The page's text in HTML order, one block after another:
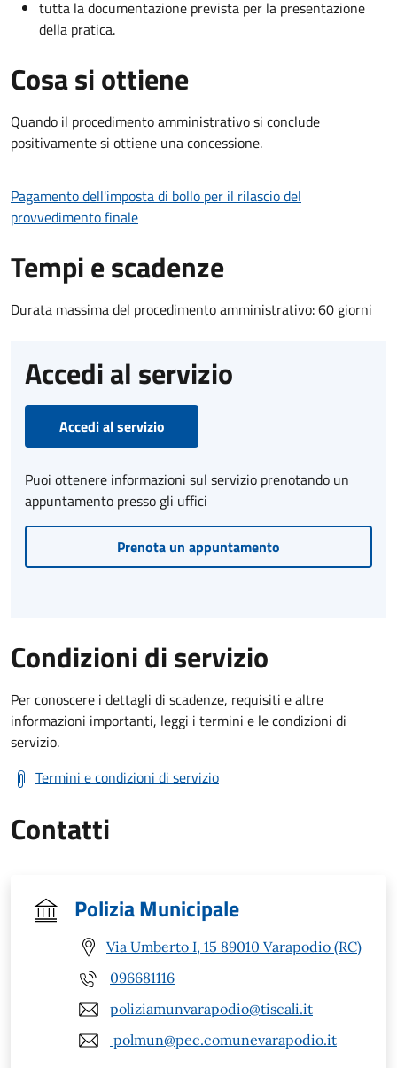
tutta la documentazione prevista per la presentazione
della pratica.
Cosa si ottiene
Quando il procedimento amministrativo si conclude
positivamente si ottiene una concessione.
Pagamento dell'imposta di bollo per il rilascio del
provvedimento finale
Tempi e scadenze
Durata massima del procedimento amministrativo: 60 giorni
Accedi al servizio
Accedi al servizio
Puoi ottenere informazioni sul servizio prenotando un
appuntamento presso gli uffici
Prenota un appuntamento
Condizioni di servizio
Per conoscere i dettagli di scadenze, requisiti e altre
informazioni importanti, leggi i termini e le condizioni di
servizio.
Termini e condizioni di servizio
Contatti
Polizia Municipale
Via Umberto I, 15 89010 Varapodio (RC)
096681116
poliziamunvarapodio@tiscali.it
polmun@pec.comunevarapodio.it